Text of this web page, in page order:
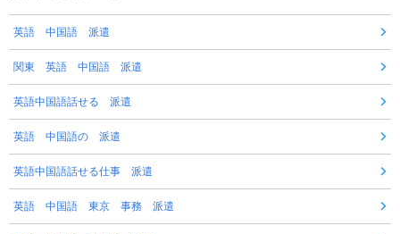
英語 中国語 派遣
関東 英語 中国語 派遣
英語中国語話せる 派遣
英語 中国語の 派遣
英語中国語話せる仕事 派遣
英語 中国語 東京 事務 派遣